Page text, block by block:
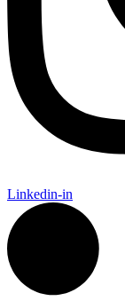
Linkedin-in